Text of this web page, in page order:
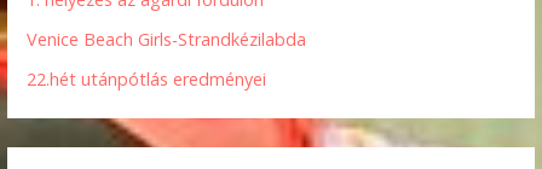
Venice Beach Girls-Strandkézilabda
22.hét utánpótlás eredményei